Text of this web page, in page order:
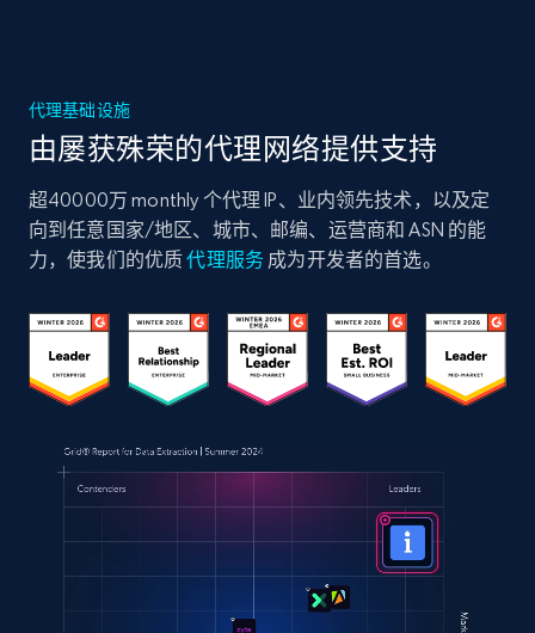
代理基础设施
由屡获殊荣的代理网络提供支持
超40000万 monthly 个代理 IP、业内领先技术，以及定
向到任意国家/地区、城市、邮编、运营商和 ASN 的能
力，使我们的优质代理服务 成为开发者的首选。